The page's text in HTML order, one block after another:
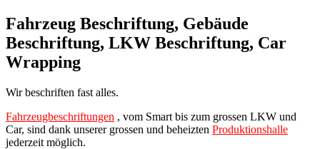
Fahrzeug Beschriftung, Gebäude
Beschriftung, LKW Beschriftung, Car
Wrapping
Wir beschriften fast alles.
Fahrzeugbeschriftungen , vom Smart bis zum grossen LKW und
Car, sind dank unserer grossen und beheizten Produktionshalle
jederzeit möglich.